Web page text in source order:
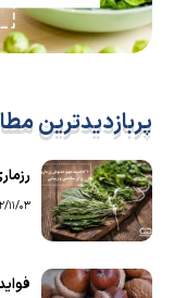
پربازدیدترین
رزماری و ۱۰ خاصیت
11/03